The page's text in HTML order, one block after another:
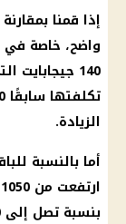
إذا قمنا بمقارنة
واضح، خاصة في
140 جيجابايت
الزيادة.